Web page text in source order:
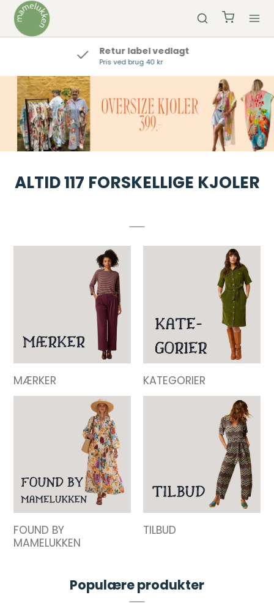
Hurtig Levering
Bestil inden kl 12 og vi sender samme dag
ALTID 117 FORSKELLIGE KJOLER
MÆRKER KATEGORIER
FOUND BY
MAMELUKKEN
TILBUD
Populære produkter